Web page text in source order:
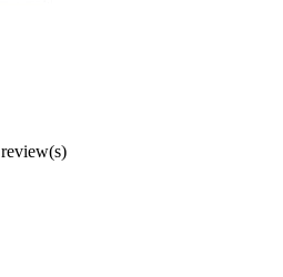
review(s)